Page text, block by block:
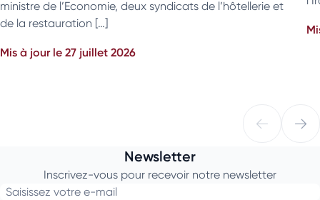
ministre de l’Economie, deux syndicats de l’hôtellerie et
de la restauration […]
Mis à jour le 27 juillet 2026
Newsletter
Inscrivez-vous pour recevoir notre newsletter
Saisissez votre e-mail